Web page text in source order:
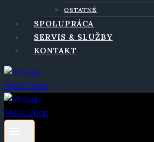
OSTATNÉ
SPOLUPRÁCA
SERVIS & SLUŽBY
KONTAKT